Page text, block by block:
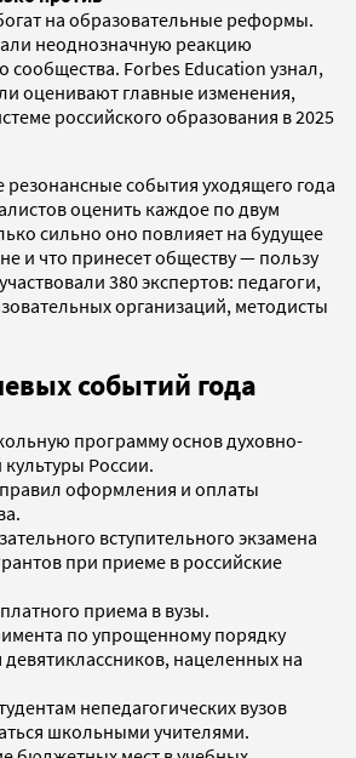
на образовательные реформы.
неоднозначную реакцию
сообщества. Forbes Education узнал,
оценивают главные изменения,
российского образования в 2025
события уходящего года
оценить каждое по двум
сильно оно повлияет на будущее
и что принесет обществу — пользу
380 экспертов: педагоги,
организаций, методисты
событий года
программу основ духовно-
России.
оформления и оплаты
вступительного экзамена
при приеме в российские
приема в вузы.
по упрощенному порядку
нацеленных на
непедагогических вузов
школьными учителями.